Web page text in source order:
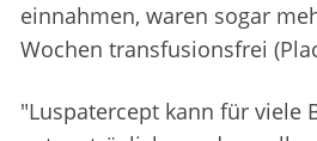
einnahmen, waren sogar
Wochen transfusionsfrei
"Luspatercept kann für viele